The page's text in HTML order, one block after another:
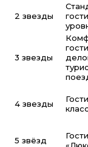
2 звезды
3 звезды
4 звезды
5 звёзд